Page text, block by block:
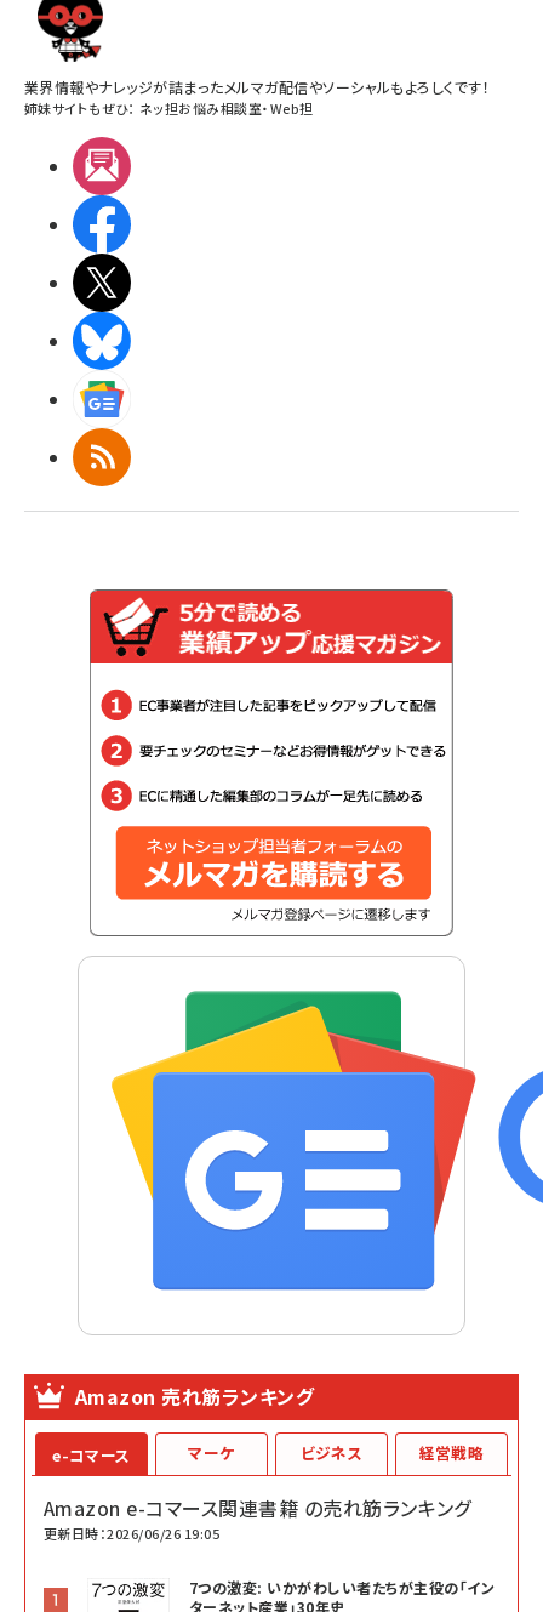
業界情報やナレッジが詰まったメルマガ配信やソーシャルもよろしくです！
姉妹サイトもぜひ： ネッ担お悩み相談室・Web担
RSS
Amazon 売れ筋ランキング
e-コマース
Amazon e-コマース関連書籍 の売れ筋ランキング
更新日時：2026/06/26 19:05
7つの激変: いかがわしい者たちが主役の「イン
ターネット産業」30年史
マーケ ビジネス 経営戦略